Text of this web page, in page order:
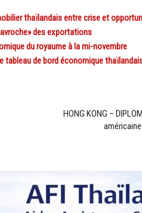
thaïlandais entre crise et
des exportations
du royaume à la mi-novembre
tableau de bord économique
HONG KONG –